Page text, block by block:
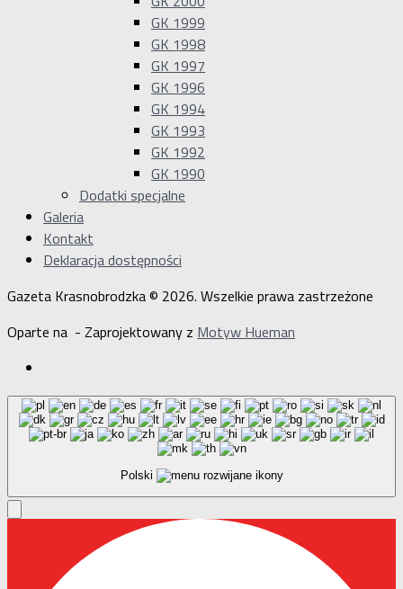
GK 1999
GK 1998
GK 1997
GK 1996
GK 1994
GK 1993
GK 1992
GK 1990
Dodatki specjalne
Galeria
Kontakt
Deklaracja dostępności
Gazeta Krasnobrodzka © 2026. Wszelkie prawa zastrzeżone
Oparte na - Zaprojektowany z Motyw Hueman
Polski